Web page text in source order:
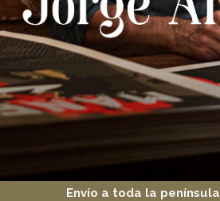
Envío a toda la península